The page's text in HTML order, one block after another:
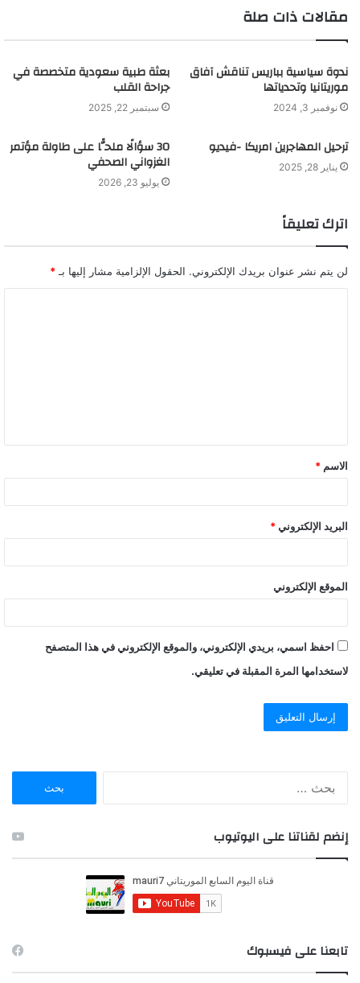
مقالات ذات صلة
ندوة سياسية بباريس تناقش آفاق
موريتانيا وتحدياتها
نوفمبر 3, 2024
بعثة طبية سعودية متخصصة في
جراحة القلب
سبتمبر 22, 2025
ترحيل المهاجرين امريكا -فيديو
يناير 28, 2025
30 سؤالًا ملحًّا على طاولة مؤتمر
الغزواني الصحفي
يوليو 23, 2026
اترك تعليقاً
لن يتم نشر عنوان بريدك الإلكتروني. الحقول الإلزامية مشار إليها بـ *
ق
*
الاسم *
البريد الإلكتروني *
الموقع الإلكتروني
احفظ اسمي، بريدي الإلكتروني، والموقع الإلكتروني في هذا المتصفح
لاستخدامها المرة المقبلة في تعليقي.
ن
:
إنضم لقناتنا على اليوتيوب
تابعنا على فيسبوك